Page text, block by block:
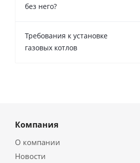
без него?
Требования к установке
газовых котлов
Компания
О компании
Новости